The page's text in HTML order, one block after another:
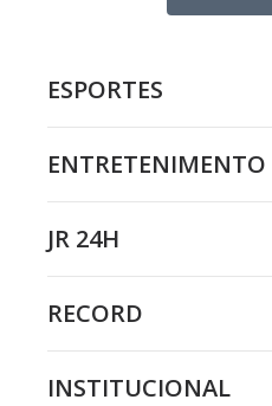
ESPORTES
ENTRETENIMENTO
JR 24H
RECORD
INSTITUCIONAL